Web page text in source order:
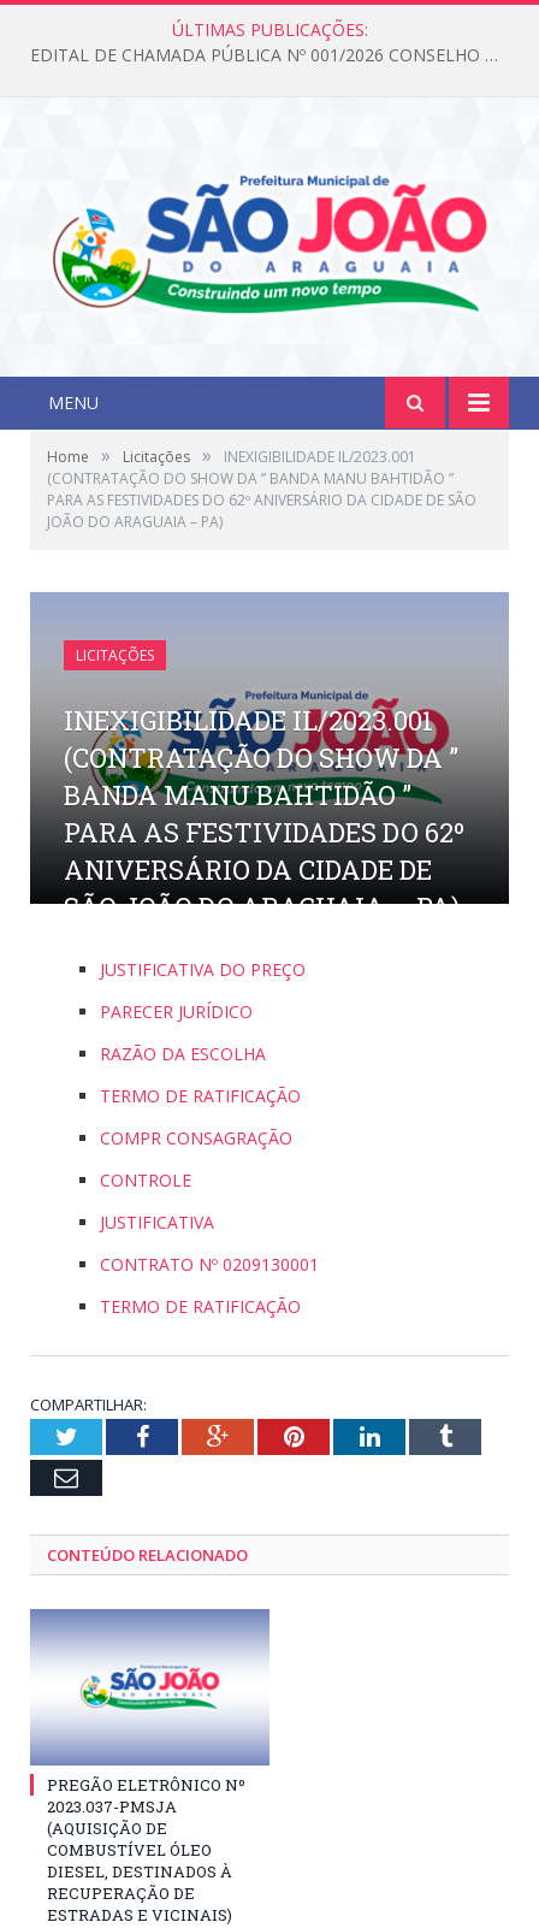
ÚLTIMAS PUBLICAÇÕES:
EDITAL DE CHAMADA PÚBLICA Nº 001/2026 CONSELHO DOS DIREITOS DA CRIANÇA E DO ADOLESCENTE
MENU
Home » Licitações »
INEXIGIBILIDADE IL/2023.001
(CONTRATAÇÃO DO SHOW DA ” BANDA MANU BAHTIDÃO ”
PARA AS FESTIVIDADES DO 62º ANIVERSÁRIO DA CIDADE DE SÃO
JOÃO DO ARAGUAIA – PA)
LICITAÇÕES
INEXIGIBILIDADE IL/2023.001
(CONTRATAÇÃO DO SHOW DA ”
BANDA MANU BAHTIDÃO ”
PARA AS FESTIVIDADES DO 62º
ANIVERSÁRIO DA CIDADE DE
SÃO JOÃO DO ARAGUAIA – PA)
COMENTÁRIOS
JUSTIFICATIVA DO PREÇO
PARECER JURÍDICO
RAZÃO DA ESCOLHA
TERMO DE RATIFICAÇÃO
COMPR CONSAGRAÇÃO
CONTROLE
JUSTIFICATIVA
CONTRATO Nº 0209130001
TERMO DE RATIFICAÇÃO
COMPARTILHAR:
TwitterFacebookGoogle+PinterestLinkedInTumblr
Email
CONTEÚDO RELACIONADO
PREGÃO ELETRÔNICO Nº
2023.037-PMSJA
(AQUISIÇÃO DE
COMBUSTÍVEL ÓLEO
DIESEL, DESTINADOS À
RECUPERAÇÃO DE
ESTRADAS E VICINAIS)